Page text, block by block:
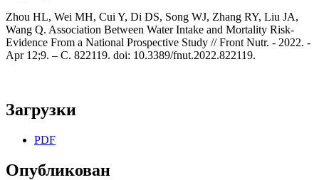
Zhou HL, Wei MH, Cui Y, Di DS, Song WJ, Zhang RY, Liu JA,
Wang Q. Association Between Water Intake and Mortality Risk-
Evidence From a National Prospective Study // Front Nutr. - 2022. -
Apr 12;9. – С. 822119. doi: 10.3389/fnut.2022.822119.
Загрузки
PDF
Опубликован